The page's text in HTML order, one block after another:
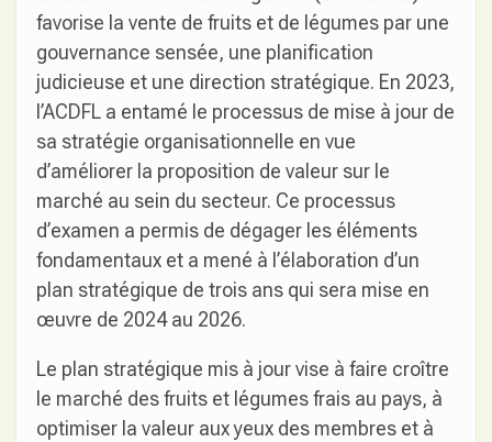
favorise la vente de fruits et de légumes par une
gouvernance sensée, une planification
judicieuse et une direction stratégique. En 2023,
l’ACDFL a entamé le processus de mise à jour de
sa stratégie organisationnelle en vue
d’améliorer la proposition de valeur sur le
marché au sein du secteur. Ce processus
d’examen a permis de dégager les éléments
fondamentaux et a mené à l’élaboration d’un
plan stratégique de trois ans qui sera mise en
œuvre de 2024 au 2026.
Le plan stratégique mis à jour vise à faire croître
le marché des fruits et légumes frais au pays, à
optimiser la valeur aux yeux des membres et à